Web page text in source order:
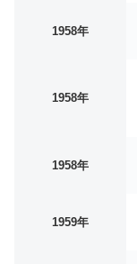
1958年
1958年
1958年
1959年